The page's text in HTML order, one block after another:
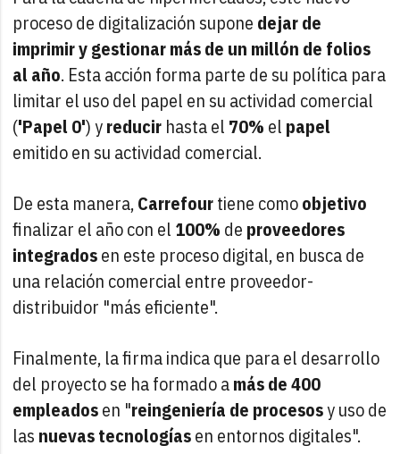
proceso de digitalización supone dejar de
imprimir y gestionar más de un millón de folios
al año. Esta acción forma parte de su política para
limitar el uso del papel en su actividad comercial
('Papel 0') yreducir hasta el 70% el papel
emitido en su actividad comercial.
De esta manera,Carrefourtiene comoobjetivo
finalizar el año con el 100% de proveedores
integradosen este proceso digital, en busca de
una relación comercial entre proveedor-
distribuidor "más eficiente".
Finalmente, la firma indica que para el desarrollo
del proyecto se ha formado amás de 400
empleadosen "reingeniería de procesosy uso de
las nuevas tecnologíasen entornos digitales".